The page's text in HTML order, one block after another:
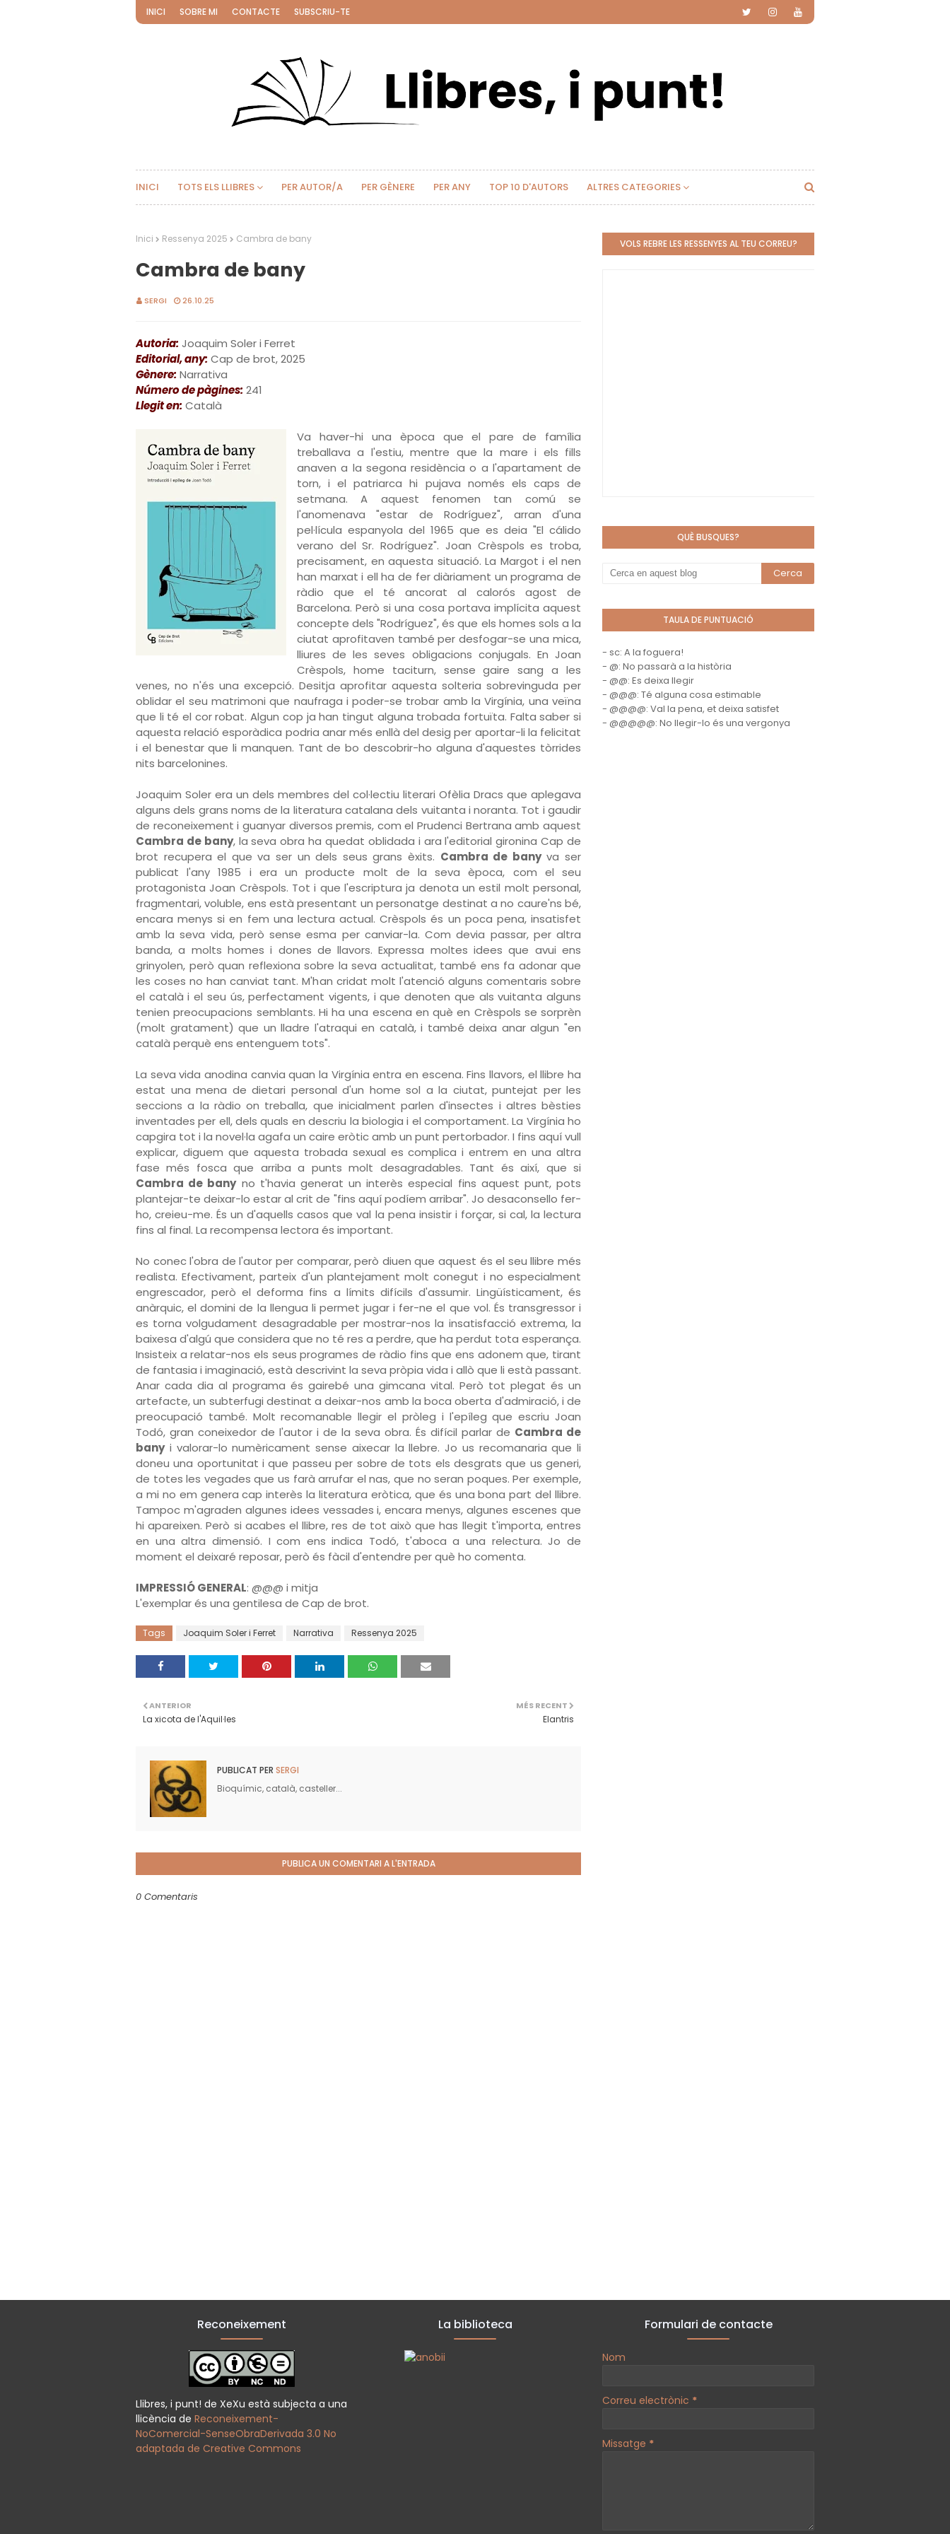
INICI SOBRE MI CONTACTE SUBSCRIU-TE
INICI TOTS ELS LLIBRES PER AUTOR/A PER GÈNERE PER ANY TOP 10 D'AUTORS ALTRES CATEGORIES
Inici Ressenya 2025 Cambra de bany
Cambra de bany
SERGI 26.10.25
Autoria: Joaquim Soler i Ferret
Editorial, any: Cap de brot, 2025
Gènere: Narrativa
Número de pàgines: 241
Llegit en: Català
Va haver-hi una època que el pare de família
treballava a l'estiu, mentre que la mare i els fills
anaven a la segona residència o a l'apartament de
torn, i el patriarca hi pujava només els caps de
setmana. A aquest fenomen tan comú se
l'anomenava "estar de Rodríguez", arran d'una
pel·lícula espanyola del 1965 que es deia "El cálido
verano del Sr. Rodríguez". Joan Crèspols es troba,
precisament, en aquesta situació. La Margot i el nen
han marxat i ell ha de fer diàriament un programa de
ràdio que el té ancorat al calorós agost de
Barcelona. Però si una cosa portava implícita aquest
concepte dels "Rodríguez", és que els homes sols a la
ciutat aprofitaven també per desfogar-se una mica,
lliures de les seves obligacions conjugals. En Joan
Crèspols, home taciturn, sense gaire sang a les
venes, no n'és una excepció. Desitja aprofitar aquesta solteria sobrevinguda per
oblidar el seu matrimoni que naufraga i poder-se trobar amb la Virgínia, una veïna
que li té el cor robat. Algun cop ja han tingut alguna trobada fortuïta. Falta saber si
aquesta relació esporàdica podria anar més enllà del desig per aportar-li la felicitat
i el benestar que li manquen. Tant de bo descobrir-ho alguna d'aquestes tòrrides
nits barcelonines.
Joaquim Soler era un dels membres del col·lectiu literari Ofèlia Dracs que aplegava
alguns dels grans noms de la literatura catalana dels vuitanta i noranta. Tot i gaudir
de reconeixement i guanyar diversos premis, com el Prudenci Bertrana amb aquest
Cambra de bany, la seva obra ha quedat oblidada i ara l'editorial gironina Cap de
brot recupera el que va ser un dels seus grans èxits. Cambra de banyva ser
publicat l'any 1985 i era un producte molt de la seva època, com el seu
protagonista Joan Crèspols. Tot i que l'escriptura ja denota un estil molt personal,
fragmentari, voluble, ens està presentant un personatge destinat a no caure'ns bé,
encara menys si en fem una lectura actual. Crèspols és un poca pena, insatisfet
amb la seva vida, però sense esma per canviar-la. Com devia passar, per altra
banda, a molts homes i dones de llavors. Expressa moltes idees que avui ens
grinyolen, però quan reflexiona sobre la seva actualitat, també ens fa adonar que
les coses no han canviat tant. M'han cridat molt l'atenció alguns comentaris sobre
el català i el seu ús, perfectament vigents, i que denoten que als vuitanta alguns
tenien preocupacions semblants. Hi ha una escena en què en Crèspols se sorprèn
(molt gratament) que un lladre l'atraqui en català, i també deixa anar algun "en
català perquè ens entenguem tots".
La seva vida anodina canvia quan la Virgínia entra en escena. Fins llavors, el llibre ha
estat una mena de dietari personal d'un home sol a la ciutat, puntejat per les
seccions a la ràdio on treballa, que inicialment parlen d'insectes i altres bèsties
inventades per ell, dels quals en descriu la biologia i el comportament. La Virgínia ho
capgira tot i la novel·la agafa un caire eròtic amb un punt pertorbador. I fins aquí vull
explicar, diguem que aquesta trobada sexual es complica i entrem en una altra
fase més fosca que arriba a punts molt desagradables. Tant és així, que si
Cambra de banyno t'havia generat un interès especial fins aquest punt, pots
plantejar-te deixar-lo estar al crit de "fins aquí podíem arribar". Jo desaconsello fer-
ho, creieu-me. És un d'aquells casos que val la pena insistir i forçar, si cal, la lectura
fins al final. La recompensa lectora és important.
No conec l'obra de l'autor per comparar, però diuen que aquest és el seu llibre més
realista. Efectivament, parteix d'un plantejament molt conegut i no especialment
engrescador, però el deforma fins a límits difícils d'assumir. Lingüísticament, és
anàrquic, el domini de la llengua li permet jugar i fer-ne el que vol. És transgressor i
es torna volgudament desagradable per mostrar-nos la insatisfacció extrema, la
baixesa d'algú que considera que no té res a perdre, que ha perdut tota esperança.
Insisteix a relatar-nos els seus programes de ràdio fins que ens adonem que, tirant
de fantasia i imaginació, està descrivint la seva pròpia vida i allò que li està passant.
Anar cada dia al programa és gairebé una gimcana vital. Però tot plegat és un
artefacte, un subterfugi destinat a deixar-nos amb la boca oberta d'admiració, i de
preocupació també. Molt recomanable llegir el pròleg i l'epíleg que escriu Joan
Todó, gran coneixedor de l'autor i de la seva obra. És difícil parlar de Cambra de
banyi valorar-lo numèricament sense aixecar la llebre. Jo us recomanaria que li
doneu una oportunitat i que passeu per sobre de tots els desgrats que us generi,
de totes les vegades que us farà arrufar el nas, que no seran poques. Per exemple,
a mi no em genera cap interès la literatura eròtica, que és una bona part del llibre.
Tampoc m'agraden algunes idees vessades i, encara menys, algunes escenes que
hi apareixen. Però si acabes el llibre, res de tot això que has llegit t'importa, entres
en una altra dimensió. I com ens indica Todó, t'aboca a una relectura. Jo de
moment el deixaré reposar, però és fàcil d'entendre per què ho comenta.
IMPRESSIÓ GENERAL: @@@ i mitja
L'exemplar és una gentilesa de Cap de brot.
Tags Joaquim Soler i Ferret Narrativa Ressenya 2025
MÉS RECENT
Elantris
ANTERIOR
La xicota de l'Aquil·les
PUBLICAT PER SERGI
Bioquímic, català, casteller...
PUBLICA UN COMENTARI A L'ENTRADA
0 Comentaris
VOLS REBRE LES RESSENYES AL TEU CORREU?
QUÈ BUSQUES?
TAULA DE PUNTUACIÓ
- sc: A la foguera!
- @: No passarà a la història
- @@: Es deixa llegir
- @@@: Té alguna cosa estimable
- @@@@: Val la pena, et deixa satisfet
- @@@@@: No llegir-lo és una vergonya
Reconeixement
Llibres, i punt! de XeXu està subjecta a una
llicència de Reconeixement-
NoComercial-SenseObraDerivada 3.0 No
adaptada de Creative Commons
La biblioteca Formulari de contacte
Nom
Correu electrònic *
Missatge *